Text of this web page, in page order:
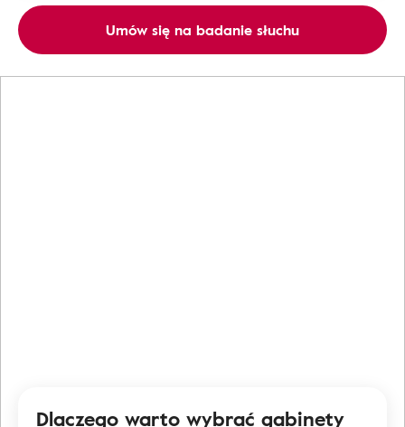
Umów się na badanie słuchu
Dlaczego warto wybrać gabinety